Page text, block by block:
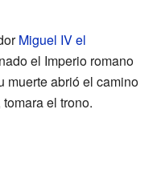
Miguel IV el
el Imperio romano
muerte abrió el camino
el trono.